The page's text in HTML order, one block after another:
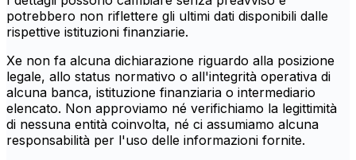
potrebbero non riflettere gli ultimi dati disponibili dalle
rispettive istituzioni finanziarie.
Xe non fa alcuna dichiarazione riguardo alla posizione
legale, allo status normativo o all'integrità operativa di
alcuna banca, istituzione finanziaria o intermediario
elencato. Non approviamo né verifichiamo la legittimità
di nessuna entità coinvolta, né ci assumiamo alcuna
responsabilità per l'uso delle informazioni fornite.